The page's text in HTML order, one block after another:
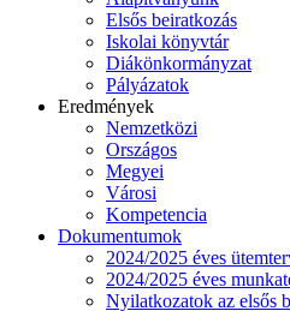
Elsős beiratkozás
Iskolai könyvtár
Diákönkormányzat
Pályázatok
Eredmények
Nemzetközi
Országos
Megyei
Városi
Kompetencia
Dokumentumok
2024/2025 éves
2024/2025 éves
Nyilatkozatok az elsős